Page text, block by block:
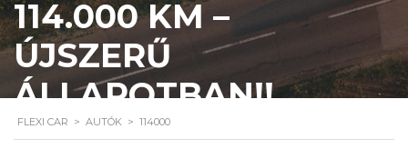
114.000 KM –
ÚJSZERŰ
ÁLLAPOTBAN!!
FLEXI CAR > AUTÓK > 114000